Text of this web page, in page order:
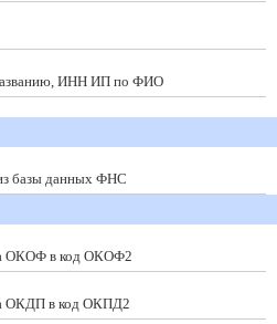
ИНН ИП по ФИО
базы данных ФНС
ОКОФ в код ОКОФ2
ОКДП в код ОКПД2